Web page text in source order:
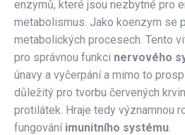
enzymů, které jsou nezbytné pro
metabolismus. Jako koenzym se
metabolických procesech. Tento
pro správnou funkci nervového
únavy a vyčerpání a mimo to
důležitý pro tvorbu červených
protilátek. Hraje tedy významnou
fungování imunitního systému.